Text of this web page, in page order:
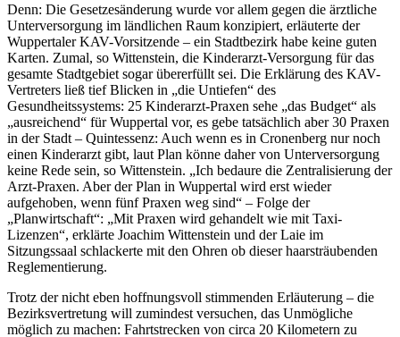
Denn: Die Gesetzesänderung wurde vor allem gegen die ärztliche
Unterversorgung im ländlichen Raum konzipiert, erläuterte der
Wuppertaler KAV-Vorsitzende – ein Stadtbezirk habe keine guten
Karten. Zumal, so Wittenstein, die Kinderarzt-Versorgung für das
gesamte Stadtgebiet sogar übererfüllt sei. Die Erklärung des KAV-
Vertreters ließ tief Blicken in „die Untiefen“ des
Gesundheitssystems: 25 Kinderarzt-Praxen sehe „das Budget“ als
„ausreichend“ für Wuppertal vor, es gebe tatsächlich aber 30 Praxen
in der Stadt – Quintessenz: Auch wenn es in Cronenberg nur noch
einen Kinderarzt gibt, laut Plan könne daher von Unterversorgung
keine Rede sein, so Wittenstein. „Ich bedaure die Zentralisierung der
Arzt-Praxen. Aber der Plan in Wuppertal wird erst wieder
aufgehoben, wenn fünf Praxen weg sind“ – Folge der
„Planwirtschaft“: „Mit Praxen wird gehandelt wie mit Taxi-
Lizenzen“, erklärte Joachim Wittenstein und der Laie im
Sitzungssaal schlackerte mit den Ohren ob dieser haarsträubenden
Reglementierung.
Trotz der nicht eben hoffnungsvoll stimmenden Erläuterung – die
Bezirksvertretung will zumindest versuchen, das Unmögliche
möglich zu machen: Fahrtstrecken von circa 20 Kilometern zu